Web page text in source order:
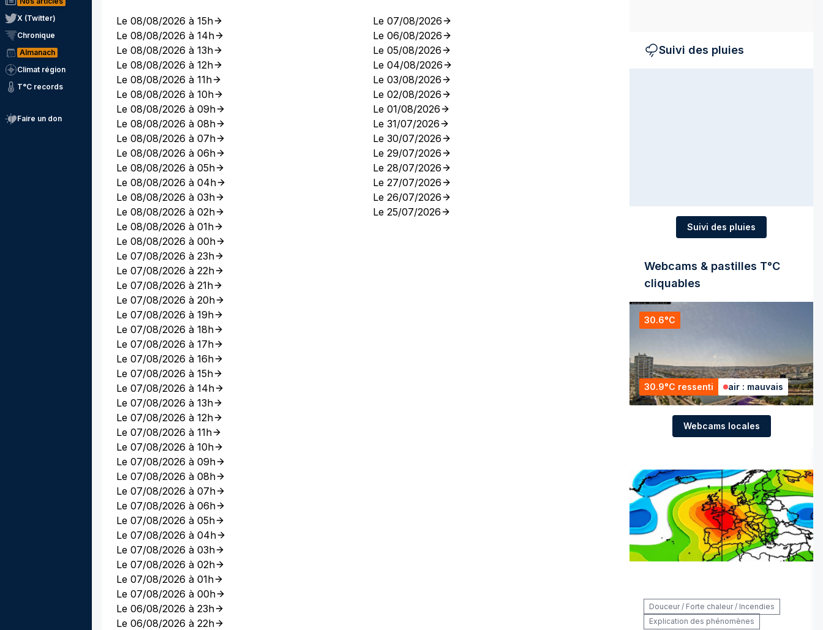
X (Twitter)
Chronique
Almanach
Climat région
T°C records
Faire un don
Le 08/08/2026 à 15h
Le 08/08/2026 à 14h
Le 08/08/2026 à 13h
Le 08/08/2026 à 12h
Le 08/08/2026 à 11h
Le 08/08/2026 à 10h
Le 08/08/2026 à 09h
Le 08/08/2026 à 08h
Le 08/08/2026 à 07h
Le 08/08/2026 à 06h
Le 08/08/2026 à 05h
Le 08/08/2026 à 04h
Le 08/08/2026 à 03h
Le 08/08/2026 à 02h
Le 08/08/2026 à 01h
Le 08/08/2026 à 00h
Le 07/08/2026 à 23h
Le 07/08/2026 à 22h
Le 07/08/2026 à 21h
Le 07/08/2026 à 20h
Le 07/08/2026 à 19h
Le 07/08/2026 à 18h
Le 07/08/2026 à 17h
Le 07/08/2026 à 16h
Le 07/08/2026 à 15h
Le 07/08/2026 à 14h
Le 07/08/2026 à 13h
Le 07/08/2026 à 12h
Le 07/08/2026 à 11h
Le 07/08/2026 à 10h
Le 07/08/2026 à 09h
Le 07/08/2026 à 08h
Le 07/08/2026 à 07h
Le 07/08/2026 à 06h
Le 07/08/2026 à 05h
Le 07/08/2026 à 04h
Le 07/08/2026 à 03h
Le 07/08/2026 à 02h
Le 07/08/2026 à 01h
Le 07/08/2026 à 00h
Le 06/08/2026 à 23h
Le 06/08/2026 à 22h
Le 07/08/2026
Le 06/08/2026
Le 05/08/2026
Le 04/08/2026
Le 03/08/2026
Le 02/08/2026
Le 01/08/2026
Le 31/07/2026
Le 30/07/2026
Le 29/07/2026
Le 28/07/2026
Le 27/07/2026
Le 26/07/2026
Le 25/07/2026
Suivi des pluies
Suivi des pluies
Webcams & pastilles T°C
cliquables
30.6°C
30.9°C ressenti air : mauvais
Webcams locales
Douceur / Forte chaleur / Incendies
Explication des phénomènes